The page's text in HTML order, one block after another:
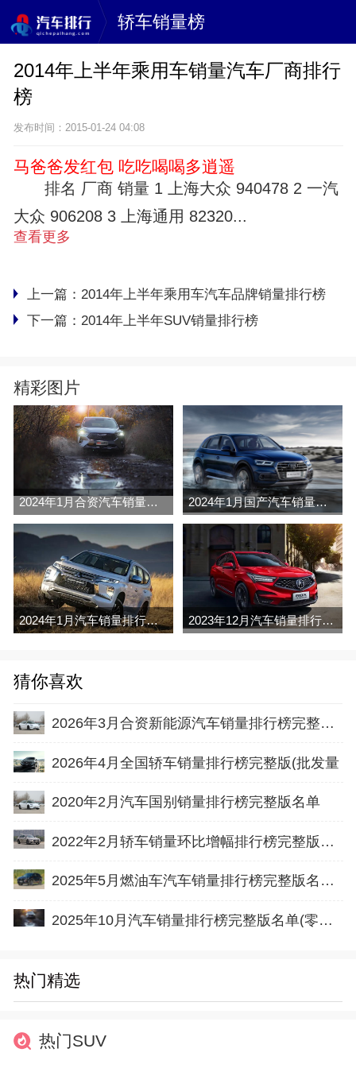
轿车销量榜
2014年上半年乘用车销量汽车厂商排行
榜
发布时间：2015-01-24 04:08
马爸爸发红包 吃吃喝喝多逍遥
排名 厂商 销量 1 上海大众 940478 2 一汽
大众 906208 3 上海通用 82320...
查看更多
上一篇： 2014年上半年乘用车汽车品牌销量排行榜
下一篇： 2014年上半年SUV销量排行榜
精彩图片
2024年1月合资汽车销量排行榜完整版名单(零售量 2024年1月国产汽车销量排行榜完整版名单(零售量
2024年1月汽车销量排行榜完整版名单(零售量 2023年12月汽车销量排行榜完整版名单(零售量
猜你喜欢
2026年3月合资新能源汽车销量排行榜完整版名单(零售量
2026年4月全国轿车销量排行榜完整版(批发量
2020年2月汽车国别销量排行榜完整版名单
2022年2月轿车销量环比增幅排行榜完整版名单
2025年5月燃油车汽车销量排行榜完整版名单(批发量
2025年10月汽车销量排行榜完整版名单(零售量
热门精选
热门SUV